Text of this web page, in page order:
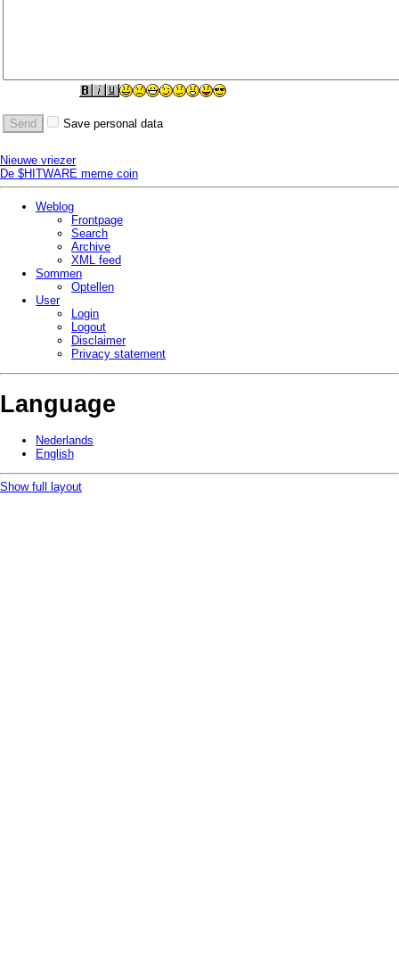
Save personal data
Nieuwe vriezer
De $HITWARE meme coin
Weblog
Frontpage
Search
Archive
XML feed
Sommen
Optellen
User
Login
Logout
Disclaimer
Privacy statement
Language
Nederlands
English
Show full layout